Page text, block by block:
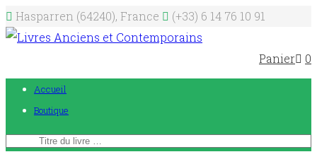
Hasparren (64240), France (+33) 6 14 76 10 91
Panier 0
Accueil
Boutique